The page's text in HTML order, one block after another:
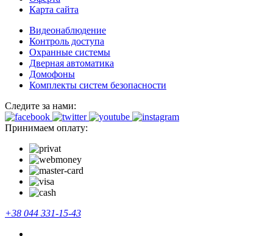
Карта сайта
Видеонаблюдение
Контроль доступа
Охранные системы
Дверная автоматика
Домофоны
Комплекты систем безопасности
Следите за нами:
Принимаем оплату:
+38 044 331-15-43